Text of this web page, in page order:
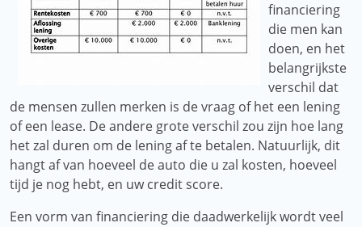
financiering
die men kan
doen, en het
belangrijkste
verschil dat
de mensen zullen merken is de vraag of het een lening
of een lease. De andere grote verschil zou zijn hoe lang
het zal duren om de lening af te betalen. Natuurlijk, dit
hangt af van hoeveel de auto die u zal kosten, hoeveel
tijd je nog hebt, en uw credit score.
Een vorm van financiering die daadwerkelijk wordt veel